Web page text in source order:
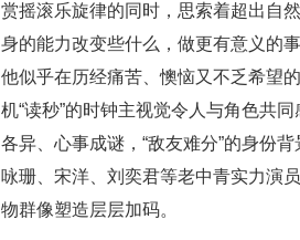
赏摇滚乐旋律的同时，思索着超出自
身的能力改变些什么，做更有意义的
他似乎在历经痛苦、懊恼又不乏希望
机“读秒”的时钟主视觉令人与角色共
各异、心事成谜，“敌友难分”的身份
咏珊、宋洋、刘奕君等老中青实力演
物群像塑造层层加码。